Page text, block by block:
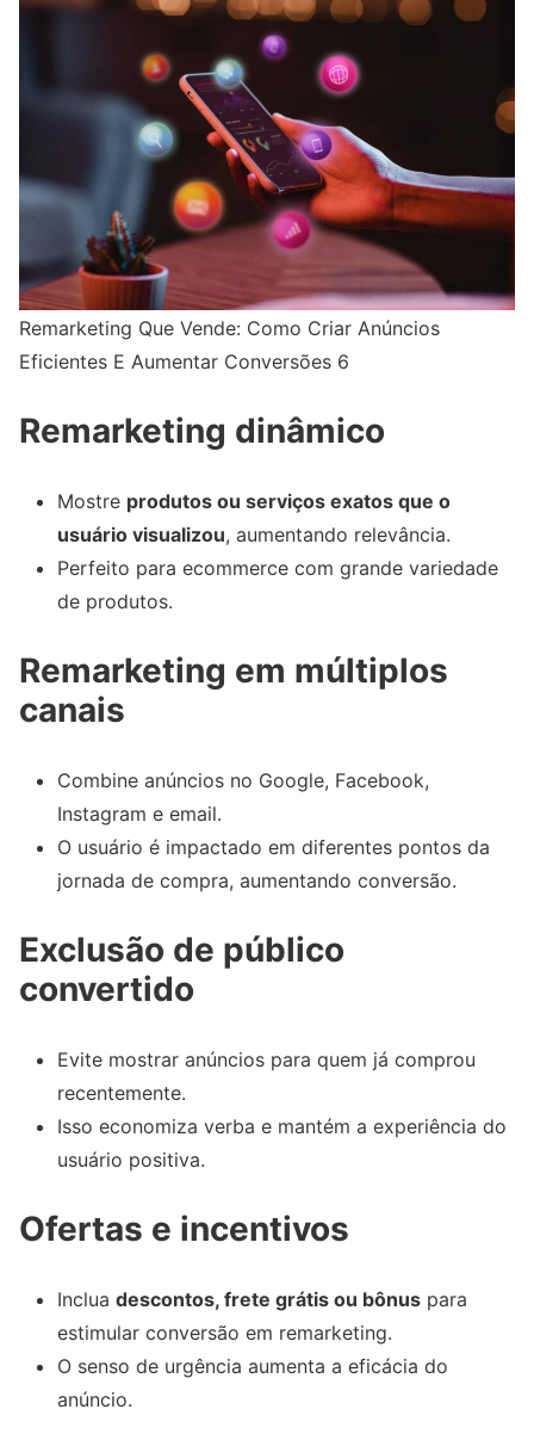
Remarketing Que Vende: Como Criar Anúncios
Eficientes E Aumentar Conversões 6
Remarketing dinâmico
Mostre produtos ou serviços exatos que o
usuário visualizou, aumentando relevância.
Perfeito para ecommerce com grande variedade
de produtos.
Remarketing em múltiplos
canais
Combine anúncios no Google, Facebook,
Instagram e email.
O usuário é impactado em diferentes pontos da
jornada de compra, aumentando conversão.
Exclusão de público
convertido
Evite mostrar anúncios para quem já comprou
recentemente.
Isso economiza verba e mantém a experiência do
usuário positiva.
Ofertas e incentivos
Inclua descontos, frete grátis ou bônus para
estimular conversão em remarketing.
O senso de urgência aumenta a eficácia do
anúncio.